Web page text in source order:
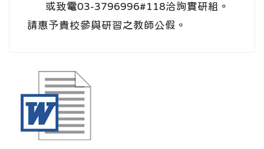
或致電03-3796996#118洽詢實研組。
請惠予貴校參與研習之教師公假。